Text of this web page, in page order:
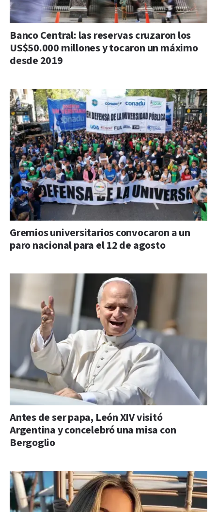
Banco Central: las reservas cruzaron los
US$50.000 millones y tocaron un máximo
desde 2019
Gremios universitarios convocaron a un
paro nacional para el 12 de agosto
Antes de ser papa, León XIV visitó
Argentina y concelebró una misa con
Bergoglio